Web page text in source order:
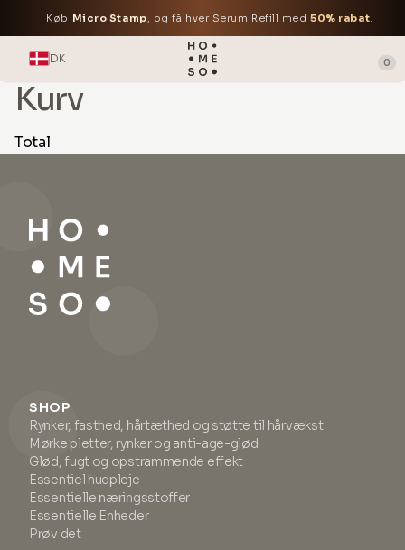
Køb Micro Stamp, og få hver Serum Refill med50% rabat.
DK 0
Kurv
Total
SHOP
Rynker, fasthed, hårtæthed og støtte til hårvækst
Mørke pletter, rynker og anti-age-glød
Glød, fugt og opstrammende effekt
Essentiel hudpleje
Essentielle næringsstoffer
Essentielle Enheder
Prøv det